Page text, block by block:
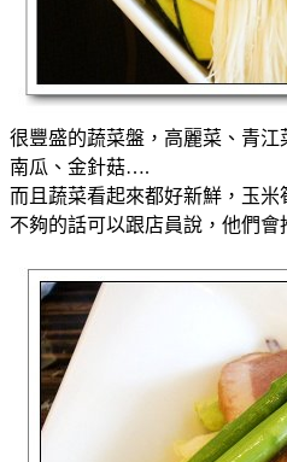
很豐盛的蔬菜盤，高麗菜、青江
南瓜、金針菇….
而且蔬菜看起來都好新鮮，玉
不夠的話可以跟店員說，他們